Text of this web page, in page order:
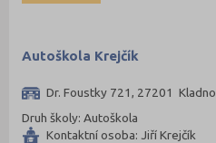
Autoškola Krejčík
Dr. Foustky 721, 27201 Kladno
Druh školy: Autoškola
Kontaktní osoba: Jiří Krejčík